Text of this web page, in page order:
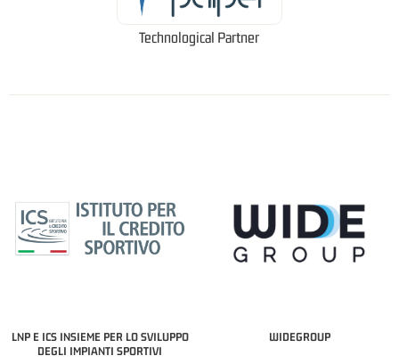
Technological Partner
LNP E ICS INSIEME PER LO SVILUPPO
DEGLI IMPIANTI SPORTIVI
WIDEGROUP